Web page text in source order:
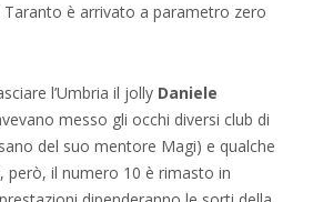
è arrivato a parametro zero
l’Umbria il jolly Daniele
messo gli occhi diversi club di
del suo mentore Magi) e qualche
però, il numero 10 è rimasto in